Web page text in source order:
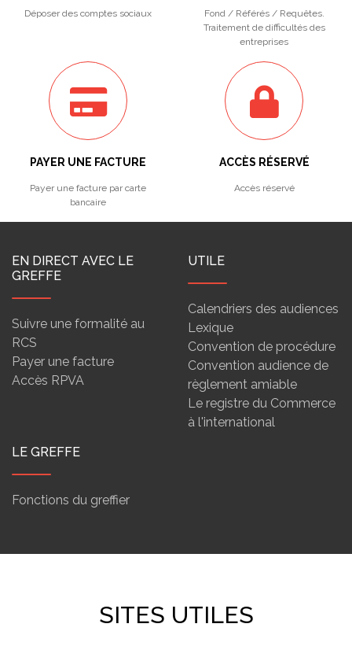
Déposer des comptes sociaux
Fond / Référés / Requêtes.
Traitement de difficultés des
entreprises
PAYER UNE FACTURE
Payer une facture par carte
bancaire
ACCÈS RÉSERVÉ
Accès réservé
EN DIRECT AVEC LE
GREFFE
Suivre une formalité au
RCS
Payer une facture
Accès RPVA
UTILE
Calendriers des audiences
Lexique
Convention de procédure
Convention audience de
règlement amiable
Le registre du Commerce
à l'international
LE GREFFE
Fonctions du greffier
SITES UTILES